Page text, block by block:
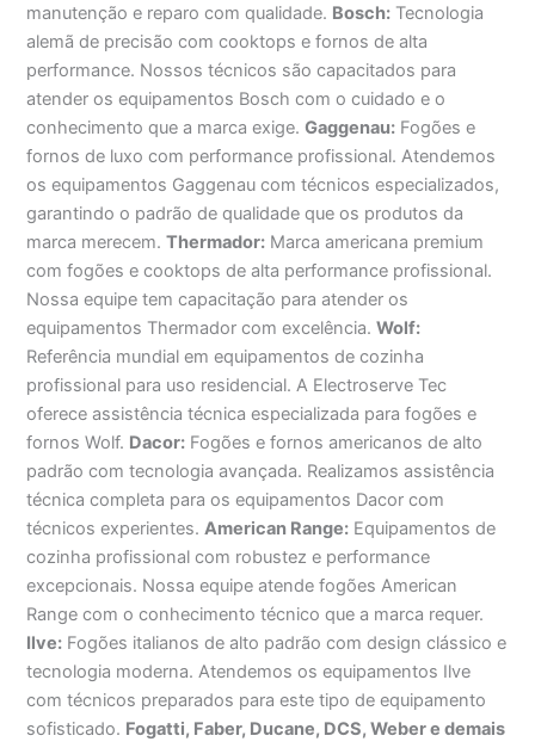
manutenção e reparo com qualidade. Bosch: Tecnologia
alemã de precisão com cooktops e fornos de alta
performance. Nossos técnicos são capacitados para
atender os equipamentos Bosch com o cuidado e o
conhecimento que a marca exige.Gaggenau: Fogões e
fornos de luxo com performance profissional. Atendemos
os equipamentos Gaggenau com técnicos especializados,
garantindo o padrão de qualidade que os produtos da
marca merecem.Thermador: Marca americana premium
com fogões e cooktops de alta performance profissional.
Nossa equipe tem capacitação para atender os
equipamentos Thermador com excelência.Wolf:
Referência mundial em equipamentos de cozinha
profissional para uso residencial. A Electroserve Tec
oferece assistência técnica especializada para fogões e
fornos Wolf. Dacor: Fogões e fornos americanos de alto
padrão com tecnologia avançada. Realizamos assistência
técnica completa para os equipamentos Dacor com
técnicos experientes.American Range: Equipamentos de
cozinha profissional com robustez e performance
excepcionais. Nossa equipe atende fogões American
Range com o conhecimento técnico que a marca requer.
Ilve: Fogões italianos de alto padrão com design clássico e
tecnologia moderna. Atendemos os equipamentos Ilve
com técnicos preparados para este tipo de equipamento
sofisticado. Fogatti, Faber, Ducane, DCS, Weber e demais